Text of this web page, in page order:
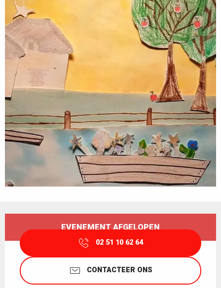
EVENEMENT AFGELOPEN
02 51 10 62 64
CONTACTEER ONS